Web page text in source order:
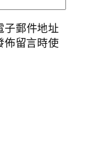
子郵件地址
佈留言時使